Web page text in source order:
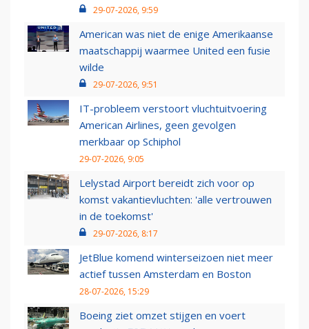
29-07-2026, 9:59
American was niet de enige Amerikaanse
maatschappij waarmee United een fusie
wilde
29-07-2026, 9:51
IT-probleem verstoort vluchtuitvoering
American Airlines, geen gevolgen
merkbaar op Schiphol
29-07-2026, 9:05
Lelystad Airport bereidt zich voor op
komst vakantievluchten: 'alle vertrouwen
in de toekomst'
29-07-2026, 8:17
JetBlue komend winterseizoen niet meer
actief tussen Amsterdam en Boston
28-07-2026, 15:29
Boeing ziet omzet stijgen en voert